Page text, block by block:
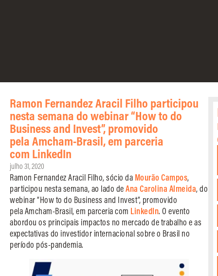
Ramon Fernandez Aracil Filho participou
nesta semana do webinar “How to do
Business and Invest”, promovido
pela Amcham-Brasil, em parceria
com LinkedIn
julho 31, 2020
Ramon Fernandez Aracil Filho, sócio da Mourão Campos,
participou nesta semana, ao lado deAna Carolina Almeida, do
webinar “How to do Business and Invest”, promovido
pela Amcham-Brasil, em parceria com LinkedIn. O evento
abordou os principais impactos no mercado de trabalho e as
expectativas do investidor internacional sobre o Brasil no
período pós-pandemia.